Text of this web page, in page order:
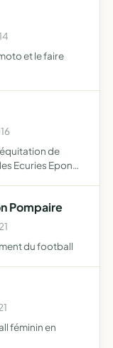
et le faire
de
Ecuries Epona
Pompaire
du football
féminin en